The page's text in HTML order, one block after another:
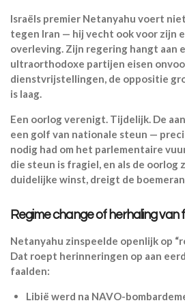
Israëls premier Netanyahu voert
tegen Iran — hij vecht ook voor zijn
overleving. Zijn regering hangt aan
ultraorthodoxe partijen eisen
dienstvrijstellingen, de oppositie
is laag.
Een oorlog verenigt. Tijdelijk. De
een golf van nationale steun —
nodig had om het parlementaire
die steun is fragiel, en als de
duidelijke winst, dreigt de
Regime change of herhaling van
Netanyahu zinspeelde openlijk op
Dat roept herinneringen op aan
faalden:
Libië werd na NAVO-